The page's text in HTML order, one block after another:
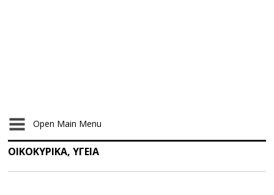
Open Main Menu
ΟΙΚΟΚΥΡΙΚΑ,ΥΓΕΙΑ